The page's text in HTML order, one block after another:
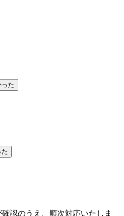
た
認のうえ、順次対応いたしま